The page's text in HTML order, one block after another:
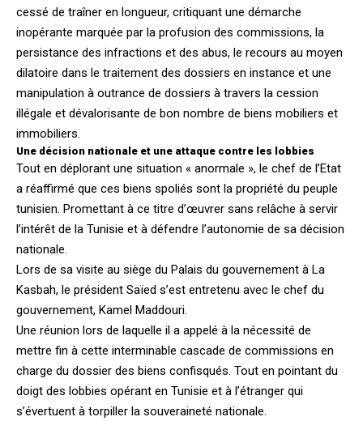
cessé de traîner en longueur, critiquant une démarche
inopérante marquée par la profusion des commissions, la
persistance des infractions et des abus, le recours au moyen
dilatoire dans le traitement des dossiers en instance et une
manipulation à outrance de dossiers à travers la cession
illégale et dévalorisante de bon nombre de biens mobiliers et
immobiliers.
Une décision nationale et une attaque contre les lobbies
Tout en déplorant une situation « anormale », le chef de l’Etat
a réaffirmé que ces biens spoliés sont la propriété du peuple
tunisien. Promettant à ce titre d’œuvrer sans relâche à servir
l’intérêt de la Tunisie et à défendre l’autonomie de sa décision
nationale.
Lors de sa visite au siège du Palais du gouvernement à La
Kasbah, le président Saïed s’est entretenu avec le chef du
gouvernement, Kamel Maddouri.
Une réunion lors de laquelle il a appelé à la nécessité de
mettre fin à cette interminable cascade de commissions en
charge du dossier des biens confisqués. Tout en pointant du
doigt des lobbies opérant en Tunisie et à l’étranger qui
s’évertuent à torpiller la souveraineté nationale.